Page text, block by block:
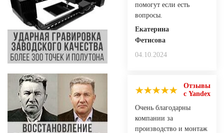
помогут если есть
вопросы.
Екатерина
Фетисова
04.10.2024
Отзывы
с Yandex
Очень благодарны
компании за
производство и монтаж